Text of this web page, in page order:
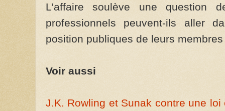
L’affaire soulève une question
professionnels peuvent-ils aller
position publiques de leurs
Voir aussi
J.K. Rowling et Sunak contre une